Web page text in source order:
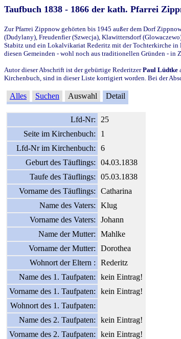
Taufbuch 1838 - 1866 der kath. Pfarrei
Zur Pfarrei Zippnow gehörten bis 1945 außer dem Dorf
(Dudylany), Freudenfier (Szwecja), Klawittersdorf
Stabitz und ein Lokalvikariat Rederitz mit der Tochterkirche in
diesen Gemeinden - wohl noch aus traditionellen Gründen - in
Autor dieser Abschrift ist der gebürtige RederitzerPaul Lüdtke
Kirchenbuch, sind in dieser Liste korrigiert worden. Bei der
Alles Suchen Auswahl Detail
Lfd-Nr:
25
Seite im Kirchenbuch:
1
Lfd-Nr im Kirchenbuch:
6
Geburt des Täuflings:
04.03.1838
Taufe des Täuflings:
05.03.1838
Vorname des Täuflings:
Catharina
Name des Vaters:
Klug
Vorname des Vaters:
Johann
Name der Mutter:
Mahlke
Vorname der Mutter:
Dorothea
Wohnort der Eltern :
Rederitz
Name des 1. Taufpaten:
kein Eintrag!
Vorname des 1. Taufpaten:
kein Eintrag!
Wohnort des 1. Taufpaten:
Name des 2. Taufpaten:
kein Eintrag!
Vorname des 2. Taufpaten:
kein Eintrag!